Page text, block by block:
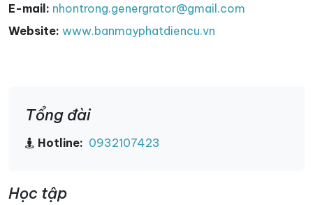
E-mail: nhontrong.genergrator@gmail.com
Website: www.banmayphatdiencu.vn
Tổng đài
Hotline: 0932107423
Học tập